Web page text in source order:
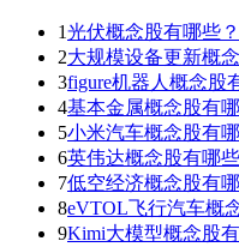
1光伏概念股有哪些？
2大规模设备更新概
3figure机器人概念股
4基本金属概念股有
5小米汽车概念股有
6英伟达概念股有哪
7低空经济概念股有
8eVTOL飞行汽车概
9Kimi大模型概念股